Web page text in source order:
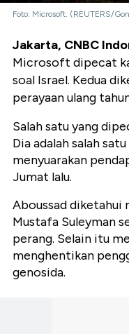
Foto: Microsoft. (REUTERS/
Jakarta, CNBC
Microsoft dipecat
soal Israel. Kedua
perayaan ulang
Salah satu yang
Dia adalah salah
menyuarakan
Jumat lalu.
Aboussad diketahui
Mustafa Suleyman
perang. Selain itu
menghentikan
genosida.